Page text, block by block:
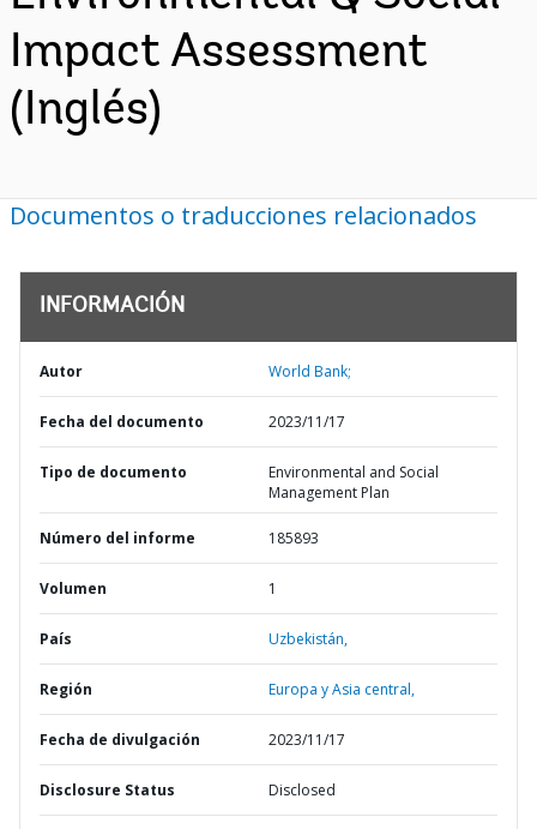
Impact Assessment
(Inglés)
Documentos o traducciones relacionados
INFORMACIÓN
Autor World Bank;
Fecha del documento 2023/11/17
Tipo de documento
Environmental and Social
Management Plan
Número del informe 185893
Volumen 1
País Uzbekistán,
Región Europa y Asia central,
Fecha de divulgación 2023/11/17
Disclosure Status Disclosed